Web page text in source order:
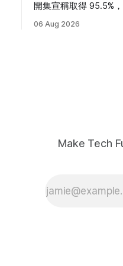
開集宣稱取得 95.5%
多 Agent 與自我改進能
06 Aug 2026
Make Tech